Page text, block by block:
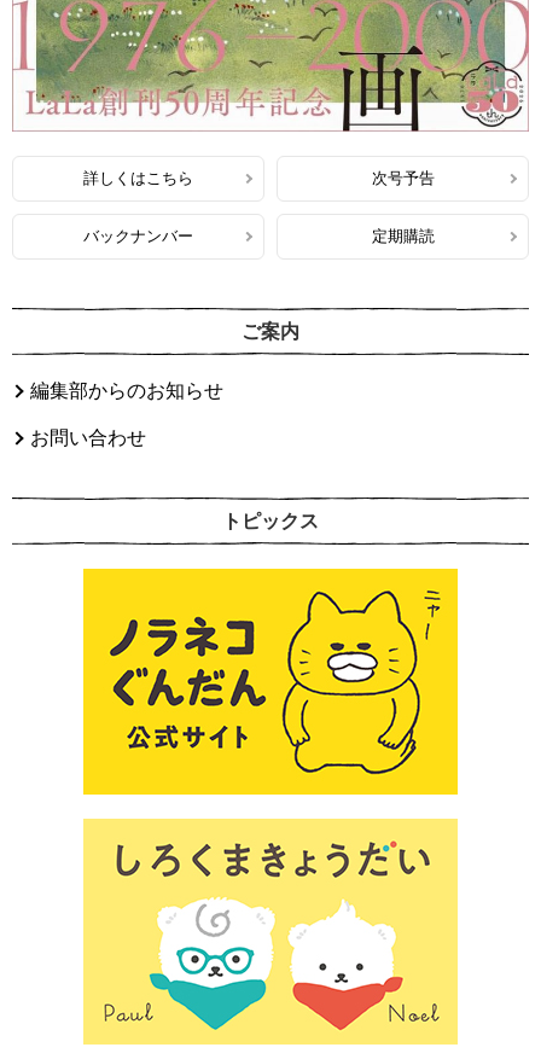
詳しくはこちら 次号予告
バックナンバー 定期購読
ご案内
編集部からのお知らせ
お問い合わせ
トピックス